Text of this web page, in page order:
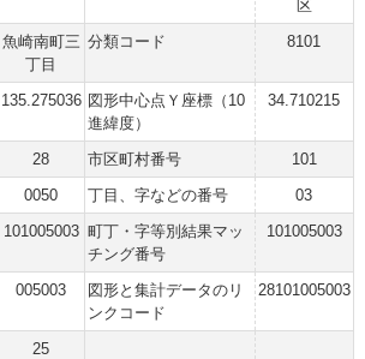
区
魚崎南町三
丁目
分類コード 8101
135.275036 図形中心点Ｙ座標（10
進緯度）
34.710215
28 市区町村番号
101
0050 丁目、字などの番号
03
101005003 町丁・字等別結果マッ
チング番号
101005003
005003
図形と集計データのリ
ンクコード
28101005003
25